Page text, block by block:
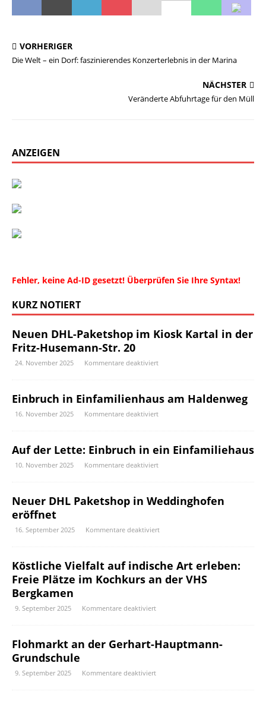
VORHERIGER
Die Welt – ein Dorf: faszinierendes Konzerterlebnis in der Marina
NÄCHSTER
Veränderte Abfuhrtage für den Müll
ANZEIGEN
Fehler, keine Ad-ID gesetzt! Überprüfen Sie Ihre Syntax!
KURZ NOTIERT
Neuen DHL-Paketshop im Kiosk Kartal in der
Fritz-Husemann-Str. 20
24. November 2025 Kommentare deaktiviert
Einbruch in Einfamilienhaus am Haldenweg
16. November 2025 Kommentare deaktiviert
Auf der Lette: Einbruch in ein Einfamiliehaus
10. November 2025 Kommentare deaktiviert
Neuer DHL Paketshop in Weddinghofen
eröffnet
16. September 2025 Kommentare deaktiviert
Köstliche Vielfalt auf indische Art erleben:
Freie Plätze im Kochkurs an der VHS
Bergkamen
9. September 2025 Kommentare deaktiviert
Flohmarkt an der Gerhart-Hauptmann-
Grundschule
9. September 2025 Kommentare deaktiviert